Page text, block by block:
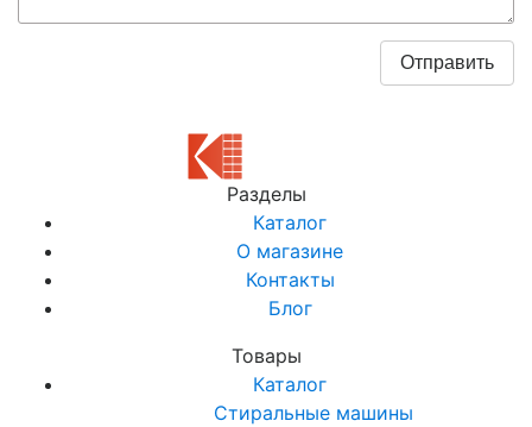
Разделы
Каталог
О магазине
Контакты
Блог
Товары
Каталог
Стиральные машины